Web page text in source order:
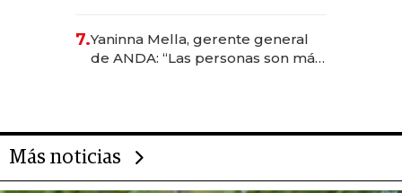
7.Yaninna Mella, gerente general
de ANDA: “Las personas son más
Más noticias